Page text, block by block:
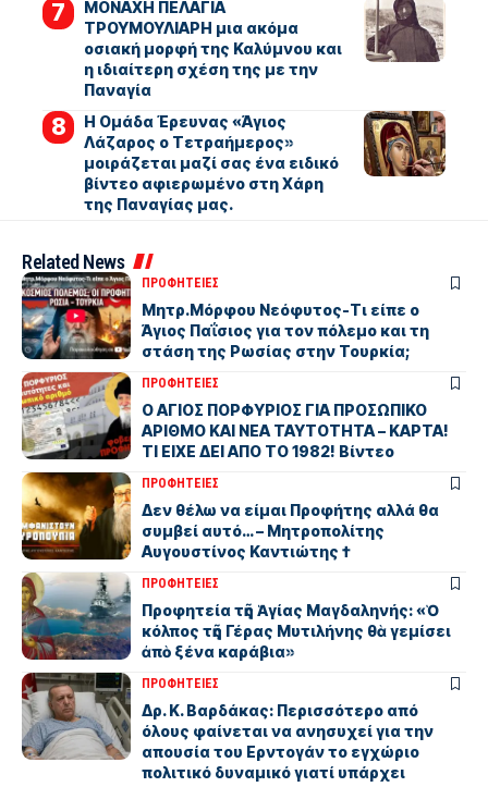
ΜΟΝΑΧΗ ΠΕΛΑΓΙΑ
ΤΡΟΥΜΟΥΛΙΑΡΗ μια ακόμα
οσιακή μορφή της Καλύμνου και
η ιδιαίτερη σχέση της με την
Παναγία
Η Ομάδα Έρευνας «Άγιος
Λάζαρος ο Τετραήμερος»
μοιράζεται μαζί σας ένα ειδικό
βίντεο αφιερωμένο στη Χάρη
της Παναγίας μας.
Related News
ΠΡΟΦΗΤΕΙΕΣ
Μητρ.Μόρφου Νεόφυτος-Τι είπε ο
Άγιος Παΐσιος για τον πόλεμο και τη
στάση της Ρωσίας στην Τουρκία;
ΠΡΟΦΗΤΕΙΕΣ
Ο ΑΓΙΟΣ ΠΟΡΦΥΡΙΟΣ ΓΙΑ ΠΡΟΣΩΠΙΚΟ
ΑΡΙΘΜΟ ΚΑΙ ΝΕΑ ΤΑΥΤΟΤΗΤΑ – ΚΑΡΤΑ!
ΤΙ ΕΙΧΕ ΔΕΙ ΑΠΟ ΤΟ 1982! Βίντεο
ΠΡΟΦΗΤΕΙΕΣ
Δεν θέλω να είμαι Προφήτης αλλά θα
συμβεί αυτό… – Μητροπολίτης
Αυγουστίνος Καντιώτης †
ΠΡΟΦΗΤΕΙΕΣ
Προφητεία τῆς Ἁγίας Μαγδαληνής: «Ὁ
κόλπος τῆς Γέρας Μυτιλήνης θὰ γεμίσει
ἀπὸ ξένα καράβια»
ΠΡΟΦΗΤΕΙΕΣ
Δρ. Κ. Βαρδάκας: Περισσότερο από
όλους φαίνεται να ανησυχεί για την
απουσία του Ερντογάν το εγχώριο
πολιτικό δυναμικό γιατί υπάρχει